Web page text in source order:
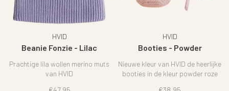
HVID
Beanie Fonzie - Lilac
Prachtige lila wollen merino muts
van HVID
HVID
Booties - Powder
Nieuwe kleur van HVID de heerlijke
booties in de kleur powder roze